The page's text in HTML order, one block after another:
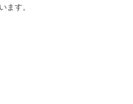
ます。